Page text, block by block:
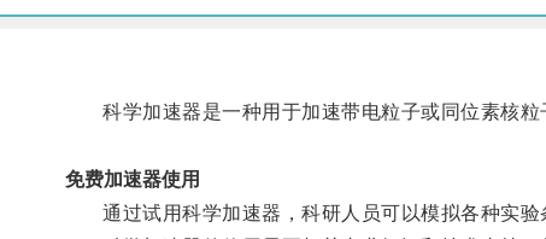
科学加速器是一种用于加速带电粒子或同位素核粒
免费加速器使用
通过试用科学加速器，科研人员可以模拟各种实验